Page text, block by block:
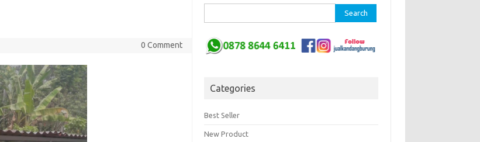
0 Comment
Categories
Best Seller
New Product